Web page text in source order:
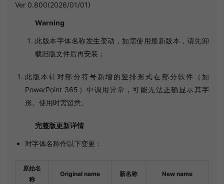
Ver 0.800(2026/01/01)
Warning
此版本字体名称发生变动，如需使用最新版本，请先卸
载旧版文件后再安装；
此版本针对部分符号新增的竖排形式在部分软件（如
PowerPoint 365）中调用异常，可能无法正确显示其字
形。使用时需留意。
完整版更新详情
对字体名称作以下变更：
原始名
称
Original name 新名称 New name